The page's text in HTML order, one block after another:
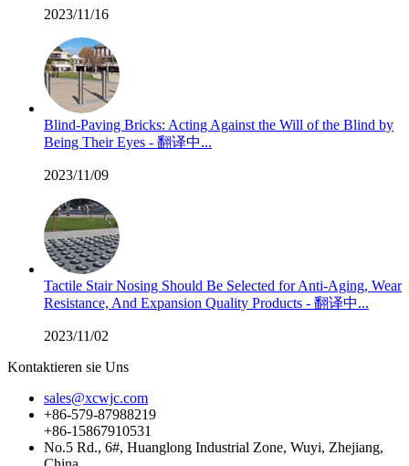
2023/11/16
Blind-Paving Bricks: Acting Against the Will of the Blind by
Being Their Eyes - 翻译中...
2023/11/09
Tactile Stair Nosing Should Be Selected for Anti-Aging, Wear
Resistance, And Expansion Quality Products - 翻译中...
2023/11/02
Kontaktieren sie Uns
sales@xcwjc.com
+86-579-87988219
+86-15867910531
No.5 Rd., 6#, Huanglong Industrial Zone, Wuyi, Zhejiang,